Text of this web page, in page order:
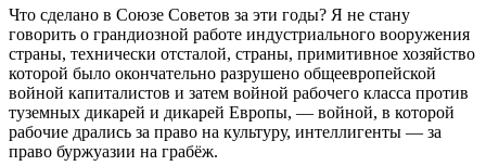
Что сделано в Союзе Советов за эти годы? Я не стану
говорить о грандиозной работе индустриального вооружения
страны, технически отсталой, страны, примитивное хозяйство
которой было окончательно разрушено общеевропейской
войной капиталистов и затем войной рабочего класса против
туземных дикарей и дикарей Европы, — войной, в которой
рабочие дрались за право на культуру, интеллигенты — за
право буржуазии на грабёж.